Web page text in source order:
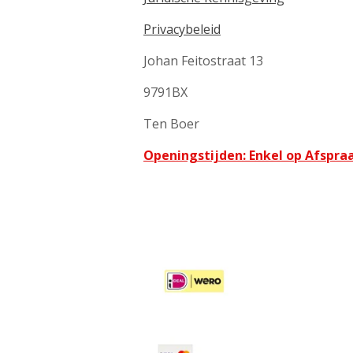
Privacybeleid
Johan Feitostraat 13
9791BX
Ten Boer
Openingstijden: Enkel op